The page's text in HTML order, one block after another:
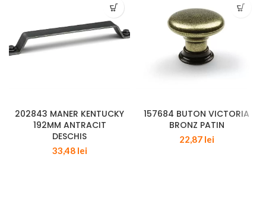
202843 MANER KENTUCKY
192MM ANTRACIT
DESCHIS
33,48 lei
157684 BUTON VICTORIA
BRONZ PATIN
22,87 lei